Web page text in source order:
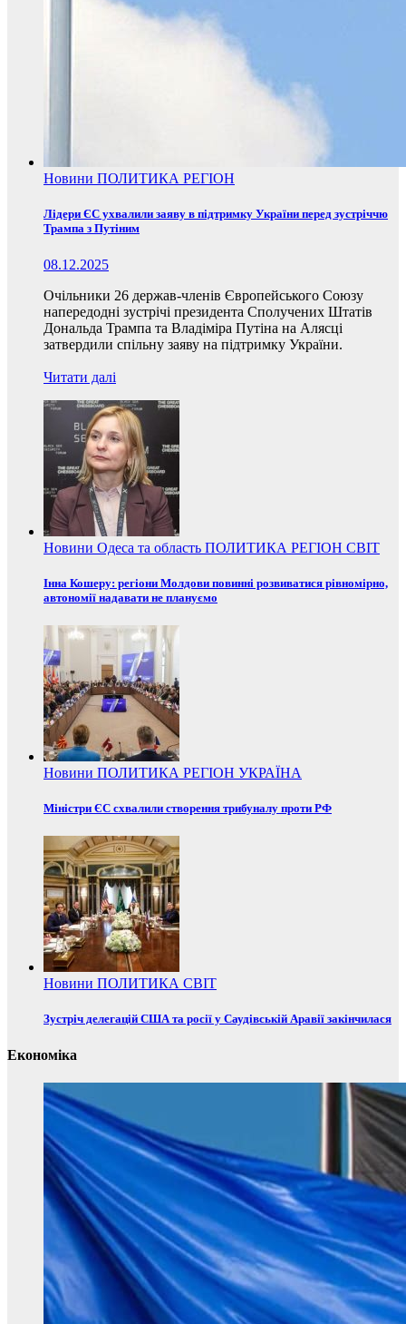
Новини ПОЛИТИКА РЕГІОН
Лідери ЄС ухвалили заяву в підтримку України перед зустріччю
Трампа з Путіним
08.12.2025
Очільники 26 держав-членів Європейського Союзу
напередодні зустрічі президента Сполучених Штатів
Дональда Трампа та Владіміра Путіна на Алясці
затвердили спільну заяву на підтримку України.
Читати далі
Новини Одеса та область ПОЛИТИКА РЕГІОН СВІТ
Інна Кошеру: регіони Молдови повинні розвиватися рівномірно,
автономії надавати не плануємо
Новини ПОЛИТИКА РЕГІОН УКРАЇНА
Міністри ЄС схвалили створення трибуналу проти РФ
Новини ПОЛИТИКА СВІТ
Зустріч делегацій США та росії у Саудівській Аравії закінчилася
Економіка